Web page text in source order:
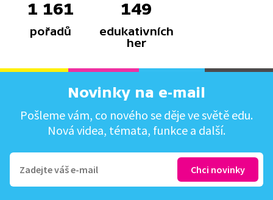
1 161
pořadů
149
edukativních
her
Novinky na e-mail
Pošleme vám, co nového se děje ve světě edu.
Nová videa, témata, funkce a další.